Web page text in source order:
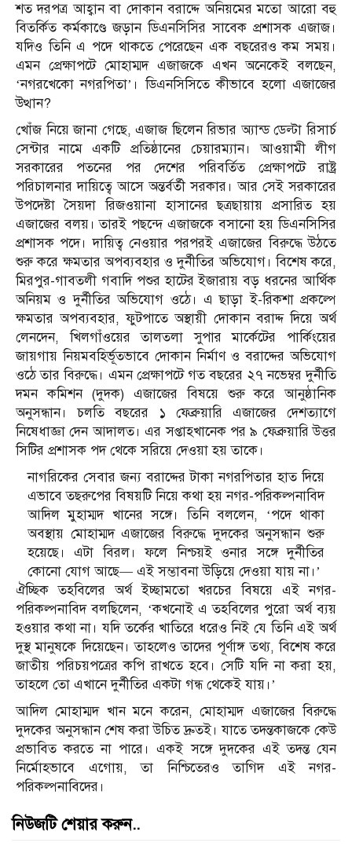
শত দরপত্র আহ্বান বা দোকান বরাদ্দে অনিয়মের মতো আরো বহু
বিতর্কিত কর্মকাণ্ডে জড়ান ডিএনসিসির সাবেক প্রশাসক এজাজ।
যদিও তিনি এ পদে থাকতে পেরেছেন এক বছরেরও কম সময়।
এমন প্রেক্ষাপটে মোহাম্মদ এজাজকে এখন অনেকেই বলছেন,
‘নগরখেকো নগরপিতা’। ডিএনসিসিতে কীভাবে হলো এজাজের
উত্থান?
খোঁজ নিয়ে জানা গেছে, এজাজ ছিলেন রিভার অ্যান্ড ডেল্টা রিসার্চ
সেন্টার নামে একটি প্রতিষ্ঠানের চেয়ারম্যান। আওয়ামী লীগ
সরকারের পতনের পর দেশের পরিবর্তিত প্রেক্ষাপটে রাষ্ট্র
পরিচালনার দায়িত্বে আসে অন্তর্বর্তী সরকার। আর সেই সরকারের
উপদেষ্টা সৈয়দা রিজওয়ানা হাসানের ছত্রছায়ায় প্রসারিত হয়
এজাজের বলয়। তারই পছন্দে এজাজকে বসানো হয় ডিএনসিসির
প্রশাসক পদে। দায়িত্ব নেওয়ার পরপরই এজাজের বিরুদ্ধে উঠতে
শুরু করে ক্ষমতার অপব্যবহার ও দুর্নীতির অভিযোগ। বিশেষ করে,
মিরপুর-গাবতলী গবাদি পশুর হাটের ইজারায় বড় ধরনের আর্থিক
অনিয়ম ও দুর্নীতির অভিযোগ ওঠে। এ ছাড়া ই-রিকশা প্রকল্পে
ক্ষমতার অপব্যবহার, ফুটপাতে অস্থায়ী দোকান বরাদ্দ দিয়ে অর্থ
লেনদেন, খিলগাঁওয়ের তালতলা সুপার মার্কেটের পার্কিংয়ের
জায়গায় নিয়মবহির্ভূতভাবে দোকান নির্মাণ ও বরাদ্দের অভিযোগ
ওঠে তার বিরুদ্ধে। এমন প্রেক্ষাপটে গত বছরের ২৭ নভেম্বর দুর্নীতি
দমন কমিশন (দুদক) এজাজের বিষয়ে শুরু করে আনুষ্ঠানিক
অনুসন্ধান। চলতি বছরের ১ ফেব্রুয়ারি এজাজের দেশত্যাগে
নিষেধাজ্ঞা দেন আদালত। এর সপ্তাহখানেক পর ৯ ফেব্রুয়ারি উত্তর
সিটির প্রশাসক পদ থেকে সরিয়ে দেওয়া হয় তাকে।
নাগরিকের সেবার জন্য বরাদ্দের টাকা নগরপিতার হাত দিয়ে
এভাবে তছরুপের বিষয়টি নিয়ে কথা হয় নগর-পরিকল্পনাবিদ
আদিল মুহাম্মদ খানের সঙ্গে। তিনি বললেন, ‘পদে থাকা
অবস্থায় মোহাম্মদ এজাজের বিরুদ্ধে দুদকের অনুসন্ধান শুরু
হয়েছে। এটা বিরল। ফলে নিশ্চয়ই ওনার সঙ্গে দুর্নীতির
কোনো যোগ আছে— এই সম্ভাবনা উড়িয়ে দেওয়া যায় না।’
ঐচ্ছিক তহবিলের অর্থ ইচ্ছামতো খরচের বিষয়ে এই নগর-
পরিকল্পনাবিদ বলছিলেন, ‘কখনোই এ তহবিলের পুরো অর্থ ব্যয়
হওয়ার কথা না। যদি তর্কের খাতিরে ধরেও নিই যে তিনি এই অর্থ
দুস্থ মানুষকে দিয়েছেন। তাহলেও তাদের পূর্ণাঙ্গ তথ্য, বিশেষ করে
জাতীয় পরিচয়পত্রের কপি রাখতে হবে। সেটি যদি না করা হয়,
তাহলে তো এখানে দুর্নীতির একটা গন্ধ থেকেই যায়।’
আদিল মোহাম্মদ খান মনে করেন, মোহাম্মদ এজাজের বিরুদ্ধে
দুদকের অনুসন্ধান শেষ করা উচিত দ্রুতই। যাতে তদন্তকাজকে কেউ
প্রভাবিত করতে না পারে। একই সঙ্গে দুদকের এই তদন্ত যেন
নির্মোহভাবে এগোয়, তা নিশ্চিতেরও তাগিদ এই নগর-
পরিকল্পনাবিদের।
নিউজটি শেয়ার করুন..